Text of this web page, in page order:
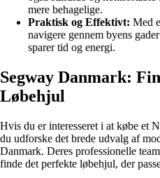
mere behagelige.
Praktisk og Effektivt: Med
navigere gennem byens
sparer tid og energi.
Segway Danmark:
Løbehjul
Hvis du er interesseret i at købe et
du udforske det brede udvalg af
Danmark. Deres professionelle
finde det perfekte løbehjul, der